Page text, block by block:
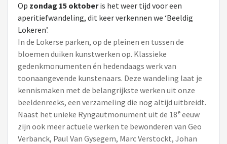
Op zondag 15 oktoberis het weer tijd voor een
aperitiefwandeling, dit keer verkennen we ‘Beeldig
Lokeren’.
In de Lokerse parken, op de pleinen en tussen de
bloemen duiken kunstwerken op. Klassieke
gedenkmonumenten én hedendaags werk van
toonaangevende kunstenaars. Deze wandeling laat je
kennismaken met de belangrijkste werken uit onze
beeldenreeks, een verzameling die nog altijd uitbreidt.
Naast het unieke Ryngautmonument uit de 18e eeuw
zijn ook meer actuele werken te bewonderen van Geo
Verbanck, Paul Van Gysegem, Marc Verstockt, Johan